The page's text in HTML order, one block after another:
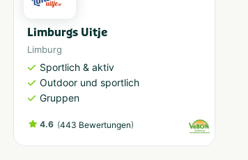
Limburgs Uitje
Limburg
Sportlich & aktiv
Outdoor und sportlich
Gruppen
4.6 (443 Bewertungen)